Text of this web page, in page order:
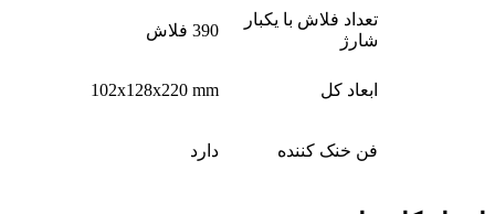
تعداد فلاش با یکبار
شارژ
390 فلاش
ابعاد کل 102x128x220 mm
فن خنک کننده دارد